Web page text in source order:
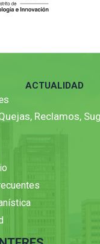
ACTUALIDAD
Reclamos,